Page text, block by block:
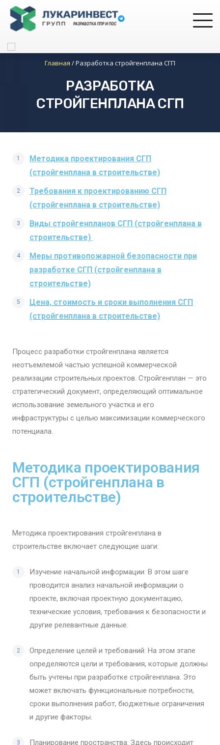
Главная /Разработка стройгенплана СГП
РАЗРАБОТКА
СТРОЙГЕНПЛАНА СГП
Методика проектирования СГП
(стройгенплана в строительстве)
Требования к проектированию СГП
(стройгенплана в строительстве)
Виды стройгенпланов СГП (стройгенплана в
строительстве)
Меры противопожарной безопасности при
разработке СГП (стройгенплана в
строительстве)
Цена, стоимость и сроки выполнения СГП
(стройгенплана в строительстве)
Процесс разработки стройгенплана является
неотъемлемой частью успешной коммерческой
реализации строительных проектов. Стройгенплан — это
стратегический документ, определяющий оптимальное
использование земельного участка и его
инфраструктуры с целью максимизации коммерческого
потенциала.
Методика проектирования
СГП (стройгенплана в
строительстве)
Методика проектирования стройгенплана в
строительстве включает следующие шаги:
Изучение начальной информации: В этом шаге
проводится анализ начальной информации о
проекте, включая проектную документацию,
технические условия, требования к безопасности и
другие релевантные данные.
Определение целей и требований: На этом этапе
определяются цели и требования, которые должны
быть учтены при разработке стройгенплана. Это
может включать функциональные потребности,
сроки выполнения работ, бюджетные ограничения
и другие факторы.
Планирование пространства: Здесь происходит